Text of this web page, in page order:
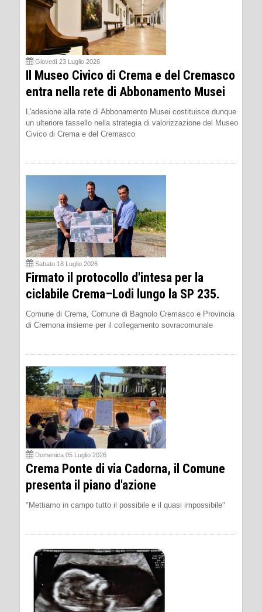
Giovedì 23 Luglio 2026
Il Museo Civico di Crema e del Cremasco
entra nella rete di Abbonamento Musei
L'adesione alla rete di Abbonamento Musei costituisce dunque
un ulteriore tassello nella strategia di valorizzazione del Museo
Civico di Crema e del Cremasco
Sabato 18 Luglio 2026
Firmato il protocollo d'intesa per la
ciclabile Crema–Lodi lungo la SP 235.
Comune di Crema, Comune di Bagnolo Cremasco e Provincia
di Cremona insieme per il collegamento sovracomunale
Domenica 05 Luglio 2026
Crema Ponte di via Cadorna, il Comune
presenta il piano d'azione
"Mettiamo in campo tutto il possibile e il quasi impossibile"